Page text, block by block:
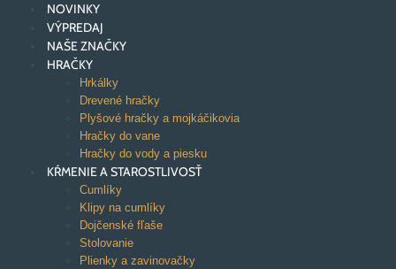
NOVINKY
VÝPREDAJ
NAŠE ZNAČKY
HRAČKY
Hrkálky
Drevené hračky
Plyšové hračky a mojkáčikovia
Hračky do vane
Hračky do vody a piesku
KŔMENIE A STAROSTLIVOSŤ
Cumlíky
Klipy na cumlíky
Dojčenské fľaše
Stolovanie
Plienky a zavinovačky